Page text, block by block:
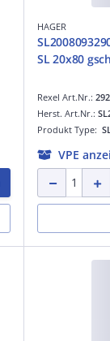
HAGER
SL 20x80
Rexel Art.Nr.:
Produkt Type:
Herst. Art.Nr.:
VPE